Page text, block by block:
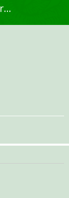
Nähkromanten - Die alternative Näh- und DIY-Community